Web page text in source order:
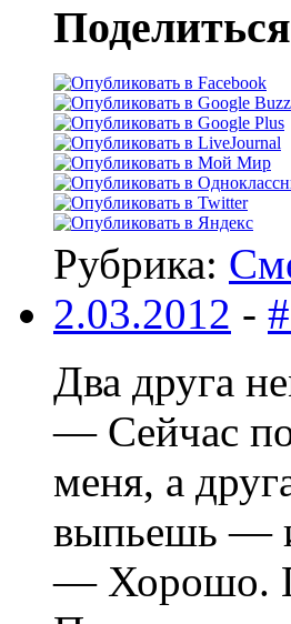
Рубрика:
2.03.2012 -
Два друга
— Сейчас
меня, а
выпьешь —
— Хорошо.